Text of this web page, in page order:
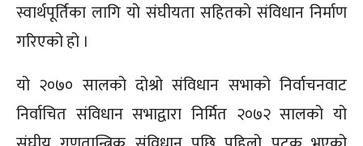
स्वार्थपूर्तिका लागि यो संघीयता सहितको संविधान निर्माण
गरिएको हो ।
यो २०७० सालको दोश्रो संविधान सभाको निर्वाचनवाट
निर्वाचित संविधान सभाद्वारा निर्मित २०७२ सालको यो